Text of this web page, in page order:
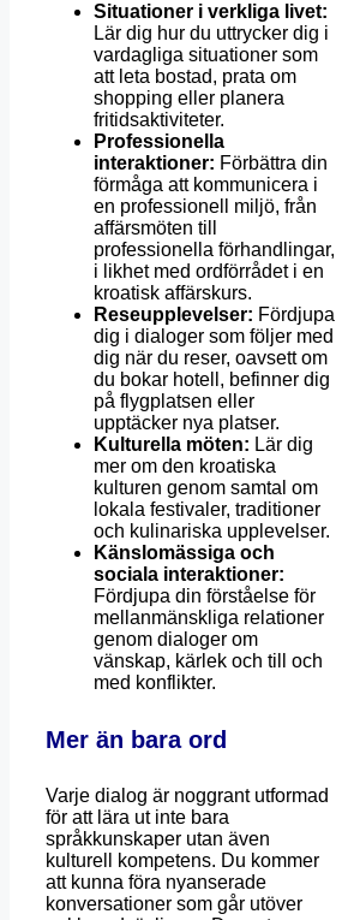
Situationer i verkliga livet:
Lär dig hur du uttrycker dig i
vardagliga situationer som
att leta bostad, prata om
shopping eller planera
fritidsaktiviteter.
Professionella
interaktioner: Förbättra din
förmåga att kommunicera i
en professionell miljö, från
affärsmöten till
professionella förhandlingar,
i likhet med ordförrådet i en
kroatisk affärskurs.
Reseupplevelser: Fördjupa
dig i dialoger som följer med
dig när du reser, oavsett om
du bokar hotell, befinner dig
på flygplatsen eller
upptäcker nya platser.
Kulturella möten: Lär dig
mer om den kroatiska
kulturen genom samtal om
lokala festivaler, traditioner
och kulinariska upplevelser.
Känslomässiga och
sociala interaktioner:
Fördjupa din förståelse för
mellanmänskliga relationer
genom dialoger om
vänskap, kärlek och till och
med konflikter.
Mer än bara ord
Varje dialog är noggrant utformad
för att lära ut inte bara
språkkunskaper utan även
kulturell kompetens. Du kommer
att kunna föra nyanserade
konversationer som går utöver